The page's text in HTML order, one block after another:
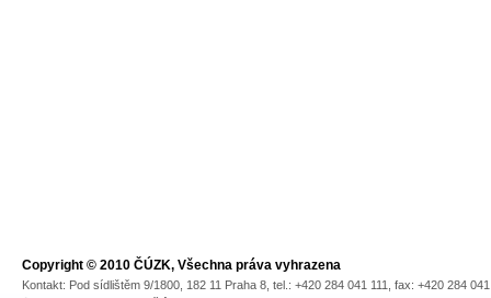
Copyright © 2010 ČÚZK, Všechna práva vyhrazena
Kontakt: Pod sídlištěm 9/1800, 182 11 Praha 8, tel.: +420 284 041 111, fax: +420 284